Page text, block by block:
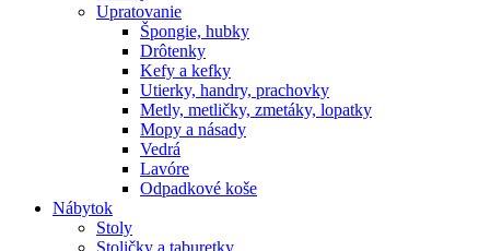
Upratovanie
Špongie, hubky
Drôtenky
Kefy a kefky
Utierky, handry, prachovky
Metly, metličky, zmetáky, lopatky
Mopy a násady
Vedrá
Lavóre
Odpadkové koše
Nábytok
Stoly
Stoličky a taburetky